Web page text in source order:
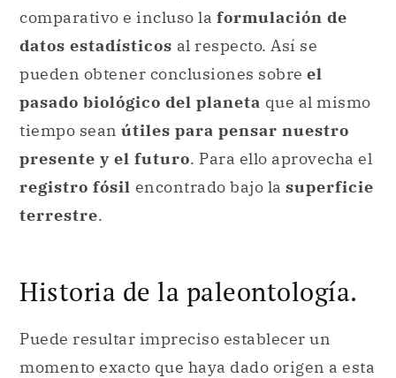
comparativo e incluso la formulación de
datos estadísticos al respecto. Así se
pueden obtener conclusiones sobre el
pasado biológico del planeta que al mismo
tiempo sean útiles para pensar nuestro
presente y el futuro. Para ello aprovecha el
registro fósil encontrado bajo la superficie
terrestre.
Historia de la paleontología.
Puede resultar impreciso establecer un
momento exacto que haya dado origen a esta